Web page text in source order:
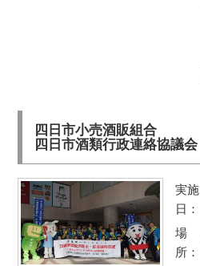
四日市小売酒販組合
四日市酒類行政連絡協議会
実施
日：
場
所：